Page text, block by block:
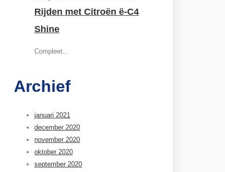
Rijden met Citroën ë-C4
Shine
Compleet...
Archief
januari 2021
december 2020
november 2020
oktober 2020
september 2020